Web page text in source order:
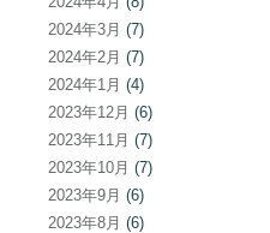
2024年3月 (7)
2024年2月 (7)
2024年1月 (4)
2023年12月 (6)
2023年11月 (7)
2023年10月 (7)
2023年9月 (6)
2023年8月 (6)